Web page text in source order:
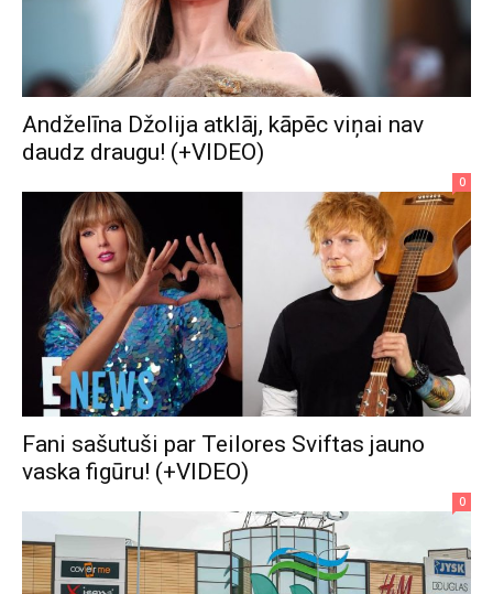
Andželīna Džolija atklāj, kāpēc viņai nav
daudz draugu! (+VIDEO)
0
Fani sašutuši par Teilores Sviftas jauno
vaska figūru! (+VIDEO)
0